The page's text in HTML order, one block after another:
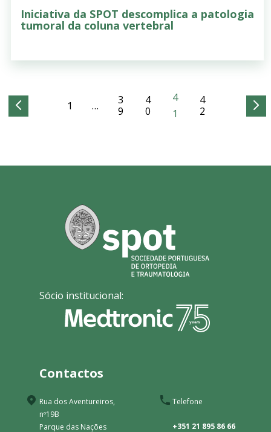
Iniciativa da SPOT descomplica a patologia
tumoral da coluna vertebral
1 …
3
9
4
0
4
1
4
2
Sócio institucional:
Contactos
Rua dos Aventureiros,
nº19B
Parque das Nações
Telefone
+351 21 895 86 66